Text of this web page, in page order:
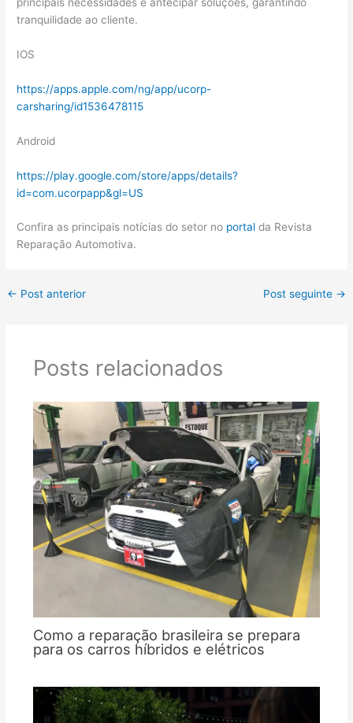
tranquilidade ao cliente.
IOS
https://apps.apple.com/ng/app/ucorp-
carsharing/id1536478115
Android
https://play.google.com/store/apps/details?
id=com.ucorpapp&gl=US
Confira as principais notícias do setor no portal da Revista
Reparação Automotiva.
← Post anterior Post seguinte →
Posts relacionados
Como a reparação brasileira se prepara
para os carros híbridos e elétricos